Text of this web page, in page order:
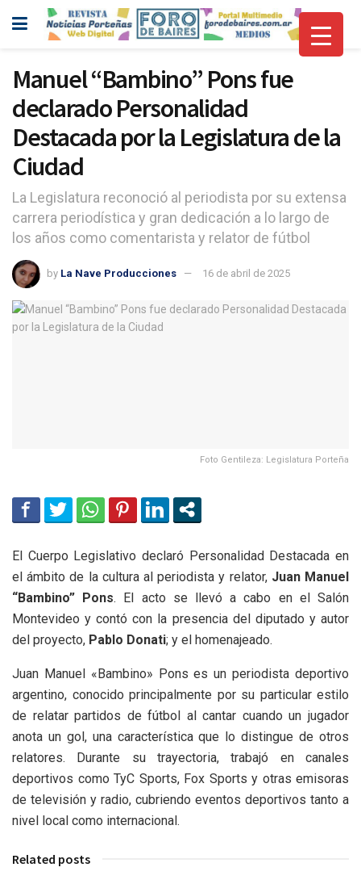
Manuel “Bambino” Pons fue
declarado Personalidad
Destacada por la Legislatura de la
Ciudad
La Legislatura reconoció al periodista por su extensa
carrera periodística y gran dedicación a lo largo de
los años como comentarista y relator de fútbol
by La Nave Producciones 16 de abril de 2025
Foto Gentileza: Legislatura Porteña
El Cuerpo Legislativo declaró Personalidad Destacada en
el ámbito de la cultura al periodista y relator, Juan Manuel
“Bambino” Pons. El acto se llevó a cabo en el Salón
Montevideo y contó con la presencia del diputado y autor
del proyecto, Pablo Donati; y el homenajeado.
Juan Manuel «Bambino» Pons es un periodista deportivo
argentino, conocido principalmente por su particular estilo
de relatar partidos de fútbol al cantar cuando un jugador
anota un gol, una característica que lo distingue de otros
relatores. Durante su trayectoria, trabajó en canales
deportivos como TyC Sports, Fox Sports y otras emisoras
de televisión y radio, cubriendo eventos deportivos tanto a
nivel local como internacional.
Related posts